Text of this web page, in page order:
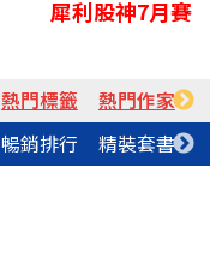
犀利股神7月賽
熱門標籤 熱門作家
暢銷排行 精裝套書